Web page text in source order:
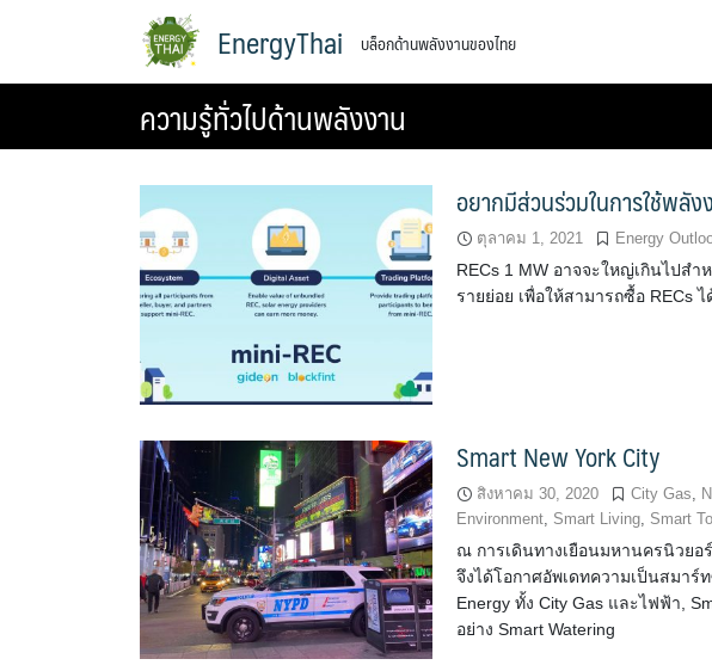
EnergyThai บล็อกด้านพลังงานของไทย
ความรู้ทั่วไปด้านพลังงาน
อยากมีส่วนร่วมในการใช้พลัง
ตุลาคม 1, 2021 Energy
RECs 1 MW อาจจะใหญ่เกินไปส
รายย่อย เพื่อให้สามารถซื้อ RECs
Smart New York City
สิงหาคม 30, 2020 City Gas
Environment Smart Living Smart
ณ การเดินทางเยือนมหานครนิวยอ
จึงได้โอกาศอัพเดทความเป็นสมาร์
Energy ทั้ง City Gas และไฟฟ้า,
อย่าง Smart Watering